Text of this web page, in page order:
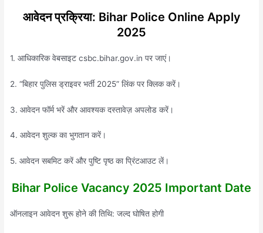
आवेदन प्रक्रिया: Bihar Police Online Apply
2025
1. आधिकारिक वेबसाइट csbc.bihar.gov.in पर जाएं।
2. “बिहार पुलिस ड्राइवर भर्ती 2025” लिंक पर क्लिक करें।
3. आवेदन फॉर्म भरें और आवश्यक दस्तावेज़ अपलोड करें।
4. आवेदन शुल्क का भुगतान करें।
5. आवेदन सबमिट करें और पुष्टि पृष्ठ का प्रिंटआउट लें।
Bihar Police Vacancy 2025 Important Date
ऑनलाइन आवेदन शुरू होने की तिथि: जल्द घोषित होगी